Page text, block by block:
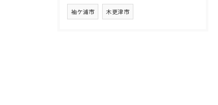
袖ケ浦市 木更津市